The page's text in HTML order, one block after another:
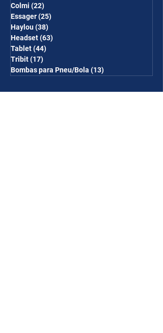
Colmi (22)
Essager(25)
Haylou(38)
Headset(63)
Tablet(44)
Tribit(17)
Bombas para Pneu/Bola (13)